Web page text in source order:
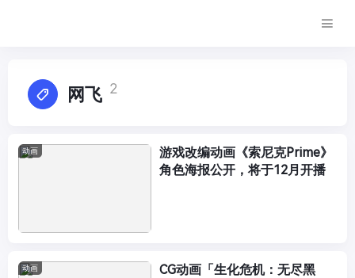
网飞 2
动画
游戏改编动画《索尼克Prime》
角色海报公开，将于12月开播
动画
CG动画「生化危机：无尽黑